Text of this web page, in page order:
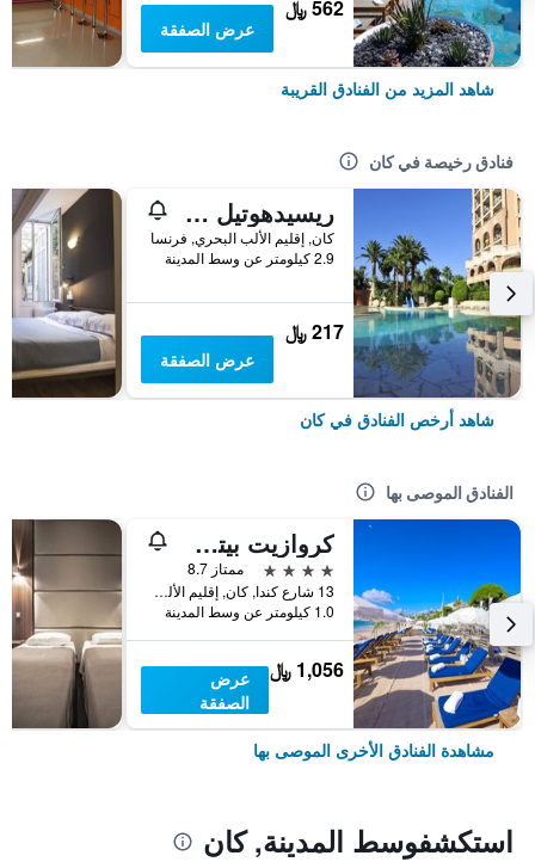
562 ﷼
عرض الصفقة
شاهد المزيد من الفنادق القريبة
فنادق رخيصة في كان
ريسيدهوتيل فيلا موباسانت
كان, إقليم الألب البحري, فرنسا
2.9 كيلومتر عن وسط المدينة
217 ﷼
عرض الصفقة
شاهد أرخص الفنادق في كان
الفنادق الموصى بها
كروازيت بيتش هوتل كاني - إم جاليري كوليكشن
4 نجوم
ممتاز 8.7
13 شارع كندا, كان, إقليم الألب البحري, فرنسا
1.0 كيلومتر عن وسط المدينة
1,056 ﷼
عرض
الصفقة
مشاهدة الفنادق الأخرى الموصى بها
استكشفوسط المدينة, كان